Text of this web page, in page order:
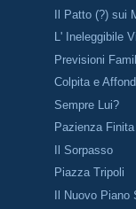
Il Patto (?) sui
L' Ineleggibile
Previsioni
Colpita e
Sempre Lui?
Pazienza Finita
Il Sorpasso
Piazza Tripoli
Il Nuovo Piano